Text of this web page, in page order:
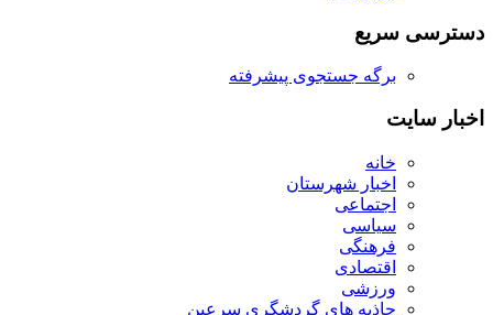
دسترسی سریع
برگه جستجوی پیشرفته
اخبار سایت
خانه
اخبار شهرستان
اجتماعی
سیاسی
فرهنگی
اقتصادی
ورزشی
جاذبه های گردشگری سرعین